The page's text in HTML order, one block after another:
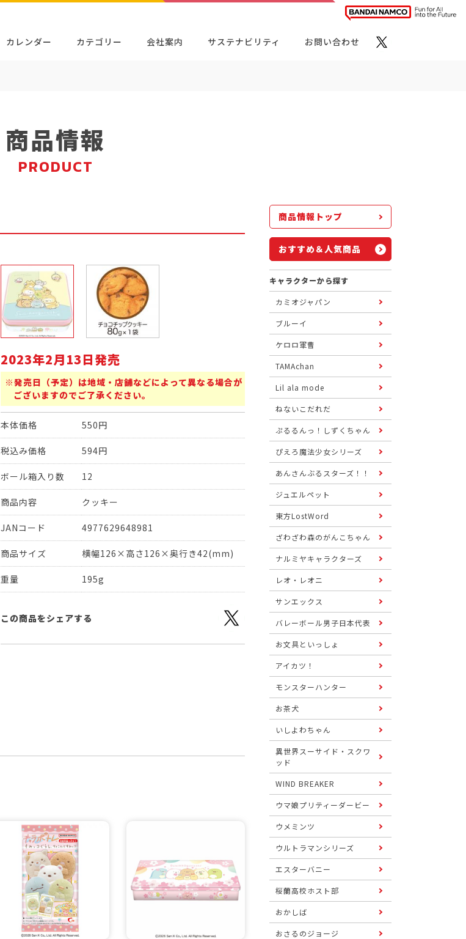
カレンダー カテゴリー 会社案内 サステナビリティ お問い合わせ
商品情報
PRODUCT
2023年2月13日発売
※発売日（予定）は地域・店舗などによって異なる場合が
ございますのでご了承ください。
本体価格 550円
税込み価格 594円
ボール箱入り数 12
商品内容 クッキー
JANコード 4977629648981
商品サイズ 横幅126×高さ126×奥行き42(mm)
重量 195g
この商品をシェアする
商品情報トップ
おすすめ＆人気商品
キャラクターから探す
カミオジャパン
ブルーイ
ケロロ軍曹
TAMAchan
Lil ala mode
ねないこだれだ
ぷるるんっ！しずくちゃん
ぴえろ魔法少女シリーズ
あんさんぶるスターズ！！
ジュエルペット
東方LostWord
ざわざわ森のがんこちゃん
ナルミヤキャラクターズ
レオ・レオニ
サンエックス
バレーボール男子日本代表
お文具といっしょ
アイカツ！
モンスターハンター
お茶犬
いしよわちゃん
異世界スーサイド・スクワ
ッド
WIND BREAKER
ウマ娘プリティーダービー
ウメミンツ
ウルトラマンシリーズ
エスターバニー
桜蘭高校ホスト部
おかしば
おさるのジョージ